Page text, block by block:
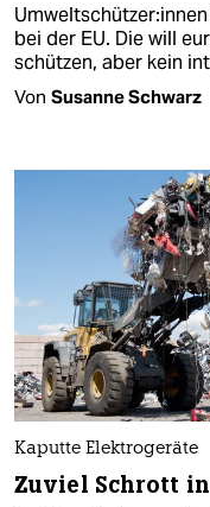
bei der EU. Die will
schützen, aber kein
Von Susanne Schwarz
Kaputte Elektrogeräte
Zuviel Schrott